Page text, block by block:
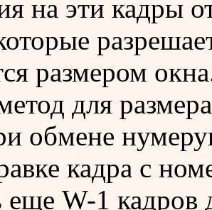
на эти кадры
размером
для
обмене
кадра с
еще W-1